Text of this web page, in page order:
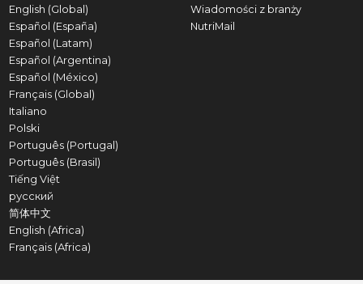
English (Global)
Español (España)
Español (Latam)
Español (Argentina)
Español (México)
Français (Global)
Italiano
Polski
Português (Portugal)
Português (Brasil)
Tiếng Việt
русский
简体中文
English (Africa)
Français (Africa)
Wiadomości z branży
NutriMail